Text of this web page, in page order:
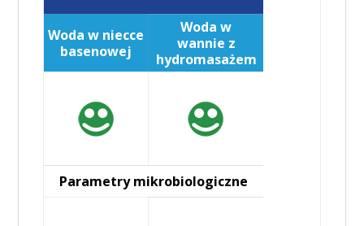
Woda w niecce
basenowej
Woda w
wannie z
hydromasażem
Parametry mikrobiologiczne